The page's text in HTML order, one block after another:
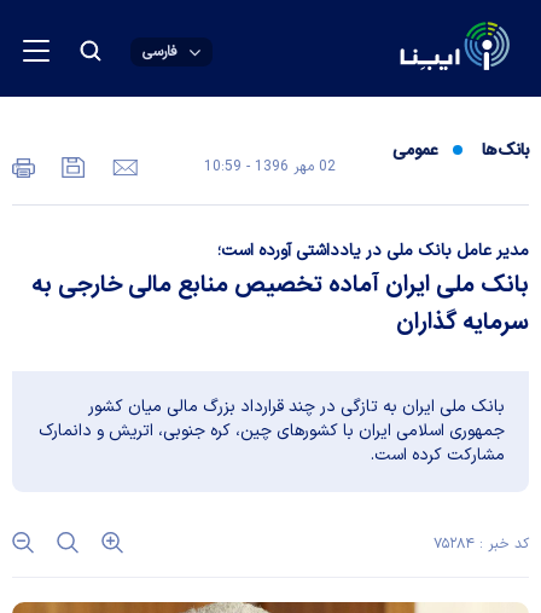
فارسی
بانک‌ها عمومی
02 مهر 1396 - 10:59
مدیر عامل بانک ملی در یادداشتی آورده است؛
بانک ملی ایران آماده تخصیص منابع مالی خارجی به
سرمایه گذاران
بانک ملی ایران به تازگی در چند قرارداد بزرگ مالی میان کشور
جمهوری اسلامی ایران با کشورهای چین، کره جنوبی، اتریش و دانمارک
مشارکت کرده است.
کد خبر : ۷۵۲۸۴